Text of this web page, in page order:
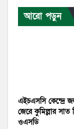
আরো পড়ুন
এইচএসসি কেন্দ্রে
জেরে কুমিল্লার সাত
ওএসডি